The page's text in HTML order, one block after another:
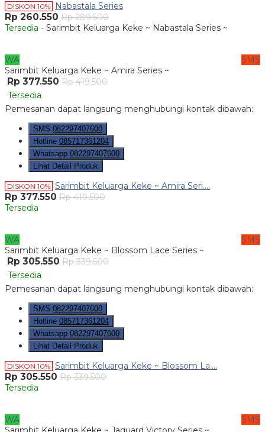
DISKON 10% Nabastala Series
Rp 260.550 Rp 289.500
Tersedia - Sarimbit Keluarga Keke ~ Nabastala Series ~
WA
SMS
Sarimbit Keluarga Keke ~ Amira Series ~
Rp 377.550 Rp 419.500
Tersedia
Pemesanan dapat langsung menghubungi kontak dibawah:
SMS 082297407600
Hotline 085717361204
Whatsapp 082297407600
Lihat Detail Produk
DISKON 10% Sarimbit Keluarga Keke ~ Amira Seri....
Rp 377.550 Rp 419.500
Tersedia
WA
SMS
Sarimbit Keluarga Keke ~ Blossom Lace Series ~
Rp 305.550 Rp 339.500
Tersedia
Pemesanan dapat langsung menghubungi kontak dibawah:
SMS 082297407600
Hotline 085717361204
Whatsapp 082297407600
Lihat Detail Produk
DISKON 10% Sarimbit Keluarga Keke ~ Blossom La....
Rp 305.550 Rp 339.500
Tersedia
WA
SMS